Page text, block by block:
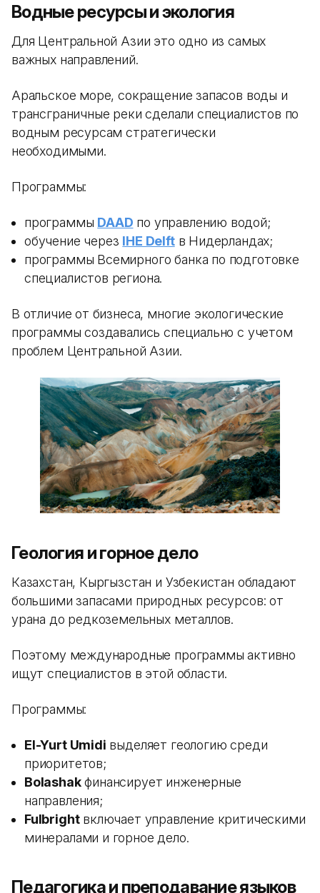
Водные ресурсы и экология
Для Центральной Азии это одно из самых
важных направлений.
Аральское море, сокращение запасов воды и
трансграничные реки сделали специалистов по
водным ресурсам стратегически
необходимыми.
Программы:
программы DAAD по управлению водой;
обучение через IHE Delftв Нидерландах;
программы Всемирного банка по подготовке
специалистов региона.
В отличие от бизнеса, многие экологические
программы создавались специально с учетом
проблем Центральной Азии.
Геология и горное дело
Казахстан, Кыргызстан и Узбекистан обладают
большими запасами природных ресурсов: от
урана до редкоземельных металлов.
Поэтому международные программы активно
ищут специалистов в этой области.
Программы:
El-Yurt Umidi выделяет геологию среди
приоритетов;
Bolashakфинансирует инженерные
направления;
Fulbrightвключает управление критическими
минералами и горное дело.
Педагогика и преподавание языков